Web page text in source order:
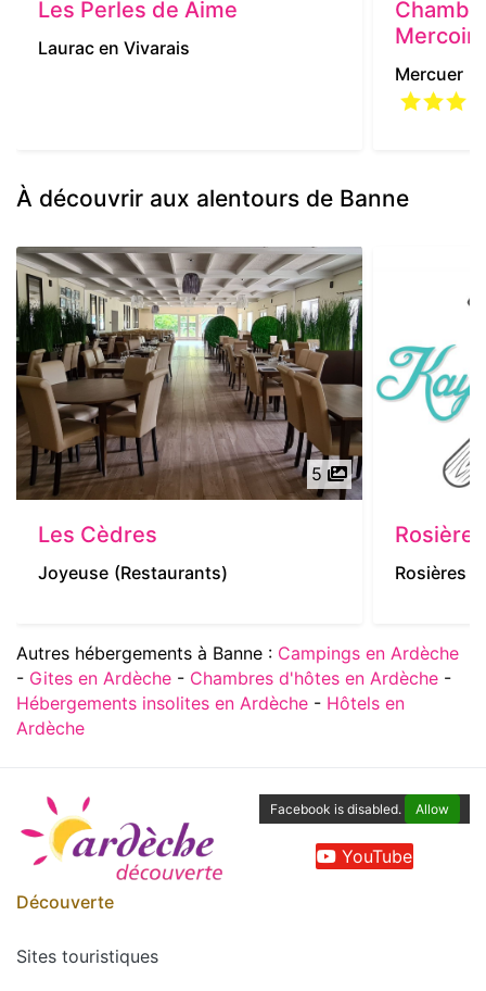
Les Perles de Aime
Laurac en Vivarais
Mercuer
À découvrir aux alentours de Banne
5
Les Cèdres
Joyeuse (Restaurants) Rosières
Autres hébergements à Banne : Campings en Ardèche
- Gites en Ardèche - Chambres d'hôtes en Ardèche -
Hébergements insolites en Ardèche - Hôtels en
Ardèche
Facebook is disabled. Allow
YouTube
Découverte
Sites touristiques